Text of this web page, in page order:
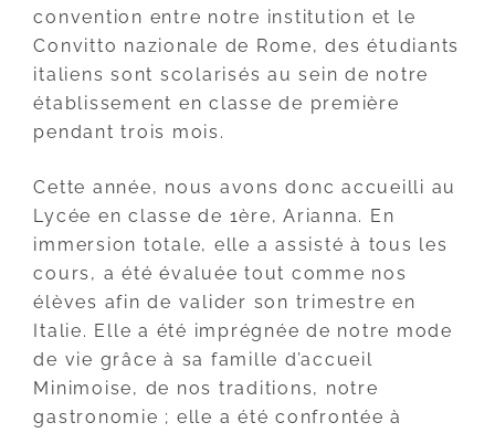
convention entre notre institution et le
Convitto nazionale de Rome, des étudiants
italiens sont scolarisés au sein de notre
établissement en classe de première
pendant trois mois.
Cette année, nous avons donc accueilli au
Lycée en classe de 1ère, Arianna. En
immersion totale, elle a assisté à tous les
cours, a été évaluée tout comme nos
élèves afin de valider son trimestre en
Italie. Elle a été imprégnée de notre mode
de vie grâce à sa famille d’accueil
Minimoise, de nos traditions, notre
gastronomie ; elle a été confrontée à